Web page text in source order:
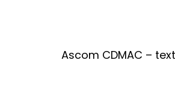
Ascom CDMAC –